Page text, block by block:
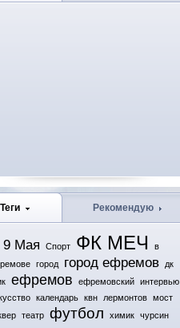
Теги Рекомендую
9 Мая Спорт ФК МЕЧ
в
город город ефремов
дк
ефремов ефремовский
интервью
календарь квн лермонтов
мост
театр футбол химик чурсин